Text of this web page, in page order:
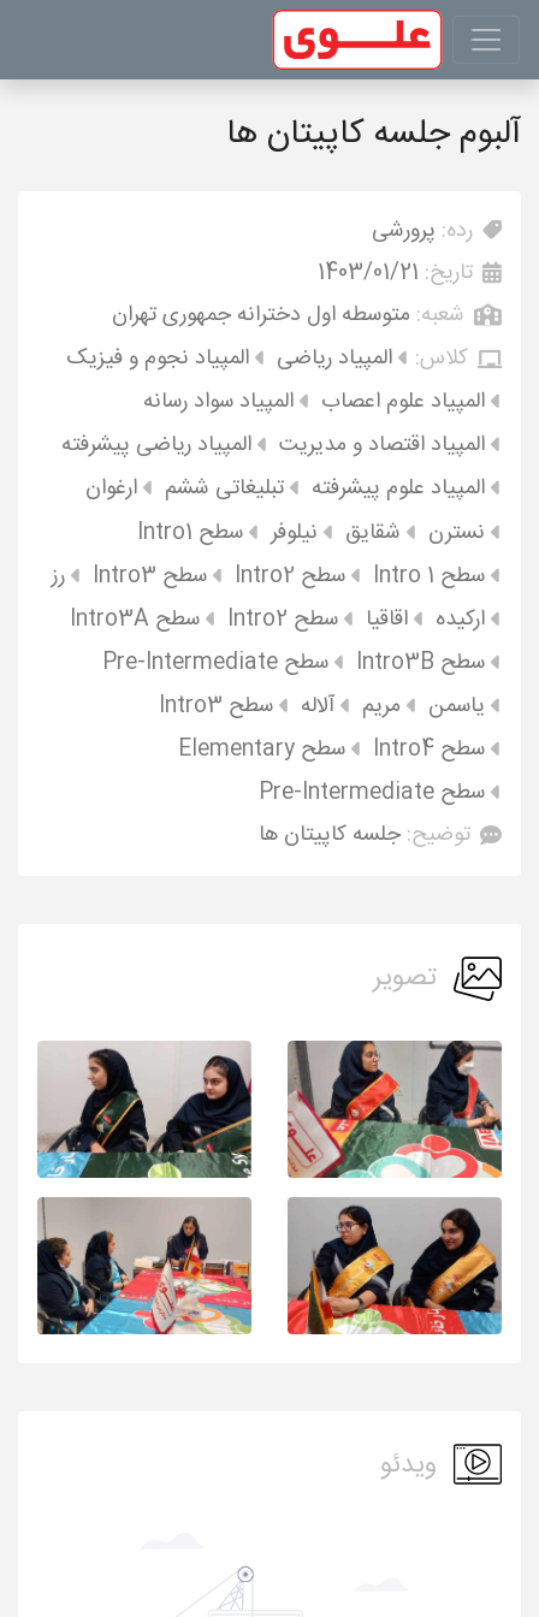
آلبوم جلسه کاپیتان ها
رده: پرورشی
تاریخ: 1403/01/21
شعبه: متوسطه اول دخترانه جمهوری تهران
کلاس:
المپیاد ریاضی
المپیاد نجوم و فیزیک
المپیاد علوم اعصاب
المپیاد سواد رسانه
المپیاد اقتصاد و مدیریت
المپیاد ریاضی پیشرفته
المپیاد علوم پیشرفته
تبلیغاتی ششم
ارغوان
نسترن
شقایق نیلوفر
سطح Intro1
سطح Intro 1
سطح Intro2 سطح Intro3
رز
ارکیده
اقاقیا سطح Intro2
سطح Intro3A
سطح Intro3B
سطح Pre-Intermediate
یاسمن
مریم آلاله
سطح Intro3
سطح Intro4
سطح Elementary
سطح Pre-Intermediate
توضیح: جلسه کاپیتان ها
تصویر
ویدئو